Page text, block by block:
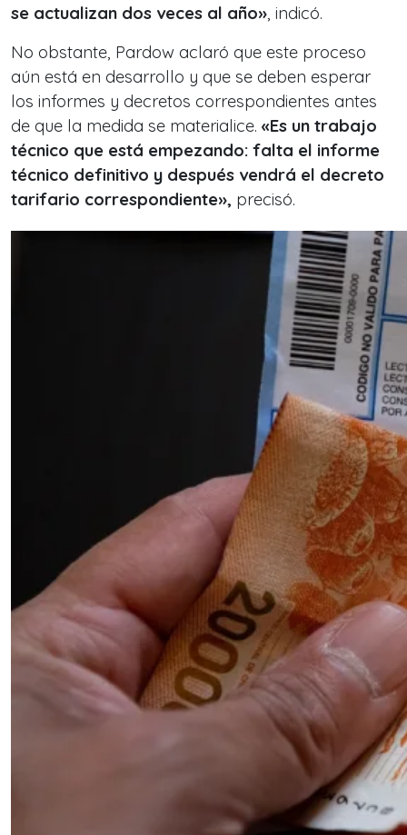
se actualizan dos veces al año», indicó.
No obstante, Pardow aclaró que este proceso
aún está en desarrollo y que se deben esperar
los informes y decretos correspondientes antes
de que la medida se materialice. «Es un trabajo
técnico que está empezando: falta el informe
técnico definitivo y después vendrá el decreto
tarifario correspondiente», precisó.